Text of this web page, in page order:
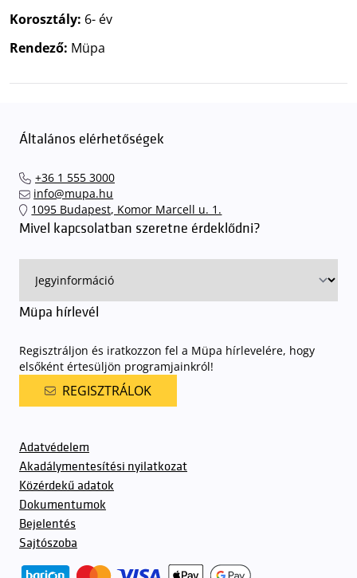
Korosztály: 6- év
Rendező: Müpa
Általános elérhetőségek
+36 1 555 3000
info@mupa.hu
1095 Budapest, Komor Marcell u. 1.
Mivel kapcsolatban szeretne érdeklődni?
Müpa hírlevél
Regisztráljon és iratkozzon fel a Müpa hírlevelére, hogy
elsőként értesüljön programjainkról!
REGISZTRÁLOK
Adatvédelem
Akadálymentesítési nyilatkozat
Közérdekű adatok
Dokumentumok
Bejelentés
Sajtószoba